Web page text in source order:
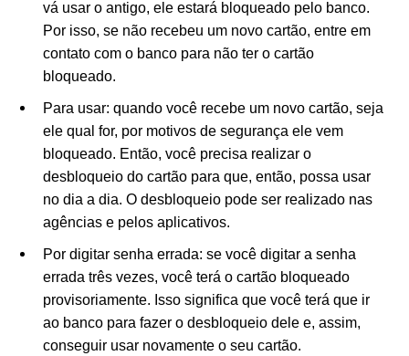
vá usar o antigo, ele estará bloqueado pelo banco.
Por isso, se não recebeu um novo cartão, entre em
contato com o banco para não ter o cartão
bloqueado.
Para usar: quando você recebe um novo cartão, seja
ele qual for, por motivos de segurança ele vem
bloqueado. Então, você precisa realizar o
desbloqueio do cartão para que, então, possa usar
no dia a dia. O desbloqueio pode ser realizado nas
agências e pelos aplicativos.
Por digitar senha errada: se você digitar a senha
errada três vezes, você terá o cartão bloqueado
provisoriamente. Isso significa que você terá que ir
ao banco para fazer o desbloqueio dele e, assim,
conseguir usar novamente o seu cartão.